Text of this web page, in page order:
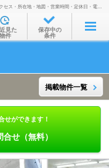
から
時間から
から
賃貸マンション･アパート探しなら株式会社エイブル 山科店。住所･アクセス・所在地・地図・営業時間・定休日・電話番号などを掲載。
見た
物件
保存中の
条件
掲載物件一覧
せができます！
せ（無料）